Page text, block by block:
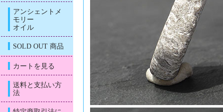
アンシェントメ
モリー
オイル
SOLD OUT 商品
カートを見る
送料と支払い方
法